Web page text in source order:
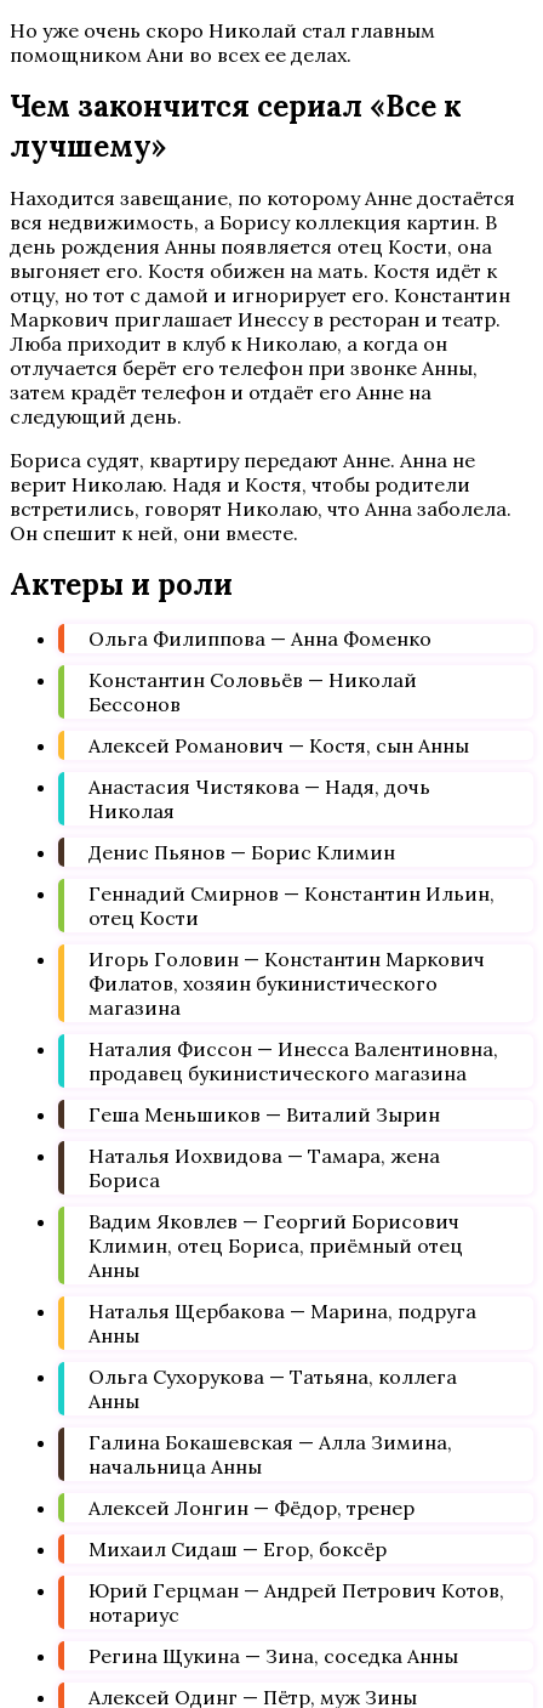
Но уже очень скоро Николай стал главным
помощником Ани во всех ее делах.
Чем закончится сериал «Все к
лучшему»
Находится завещание, по которому Анне достаётся
вся недвижимость, а Борису коллекция картин. В
день рождения Анны появляется отец Кости, она
выгоняет его. Костя обижен на мать. Костя идёт к
отцу, но тот с дамой и игнорирует его. Константин
Маркович приглашает Инессу в ресторан и театр.
Люба приходит в клуб к Николаю, а когда он
отлучается берёт его телефон при звонке Анны,
затем крадёт телефон и отдаёт его Анне на
следующий день.
Бориса судят, квартиру передают Анне. Анна не
верит Николаю. Надя и Костя, чтобы родители
встретились, говорят Николаю, что Анна заболела.
Он спешит к ней, они вместе.
Актеры и роли
Ольга Филиппова — Анна Фоменко
Константин Соловьёв — Николай
Бессонов
Алексей Романович — Костя, сын Анны
Анастасия Чистякова — Надя, дочь
Николая
Денис Пьянов — Борис Климин
Геннадий Смирнов — Константин Ильин,
отец Кости
Игорь Головин — Константин Маркович
Филатов, хозяин букинистического
магазина
Наталия Фиссон — Инесса Валентиновна,
продавец букинистического магазина
Геша Меньшиков — Виталий Зырин
Наталья Иохвидова — Тамара, жена
Бориса
Вадим Яковлев — Георгий Борисович
Климин, отец Бориса, приёмный отец
Анны
Наталья Щербакова — Марина, подруга
Анны
Ольга Сухорукова — Татьяна, коллега
Анны
Галина Бокашевская — Алла Зимина,
начальница Анны
Алексей Лонгин — Фёдор, тренер
Михаил Сидаш — Егор, боксёр
Юрий Герцман — Андрей Петрович Котов,
нотариус
Регина Щукина — Зина, соседка Анны
Алексей Одинг — Пётр, муж Зины